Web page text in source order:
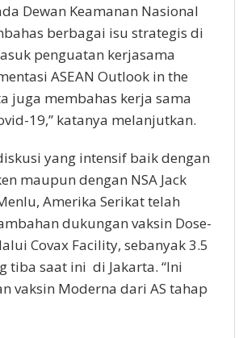
Dewan Keamanan Nasional
berbagai isu strategis di
penguatan kerjasama
ASEAN Outlook in the
juga membahas kerja sama
19,” katanya melanjutkan.
yang intensif baik dengan
maupun dengan NSA Jack
Amerika Serikat telah
dukungan vaksin Dose-
Covax Facility, sebanyak 3.5
tiba saat ini di Jakarta. “Ini
vaksin Moderna dari AS tahap